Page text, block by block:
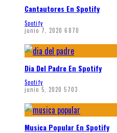
Cantautores En Spotify
Spotify
junio 7, 2020 6870
Dia Del Padre En Spotify
Spotify
junio 5, 2020 5703
Musica Popular En Spotify